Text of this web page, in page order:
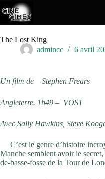
Passer
au
contenu
The Lost King
admincc
6 avril
Un film de Stephen Frears
Angleterre. 1h49 – VOST
Avec Sally Hawkins, Steve
C’est le genre d’histoire
Manche semblent avoir le
de-basse-fosse de la Tour de